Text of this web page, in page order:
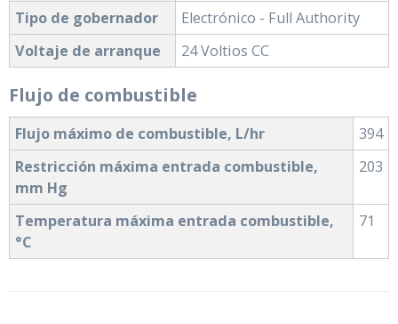
Tipo de gobernador
Electrónico - Full Authority
Voltaje de arranque
24 Voltios CC
Flujo de combustible
Flujo máximo de combustible, L/hr
394
Restricción máxima entrada combustible,
mm Hg
203
Temperatura máxima entrada combustible,
°C
71